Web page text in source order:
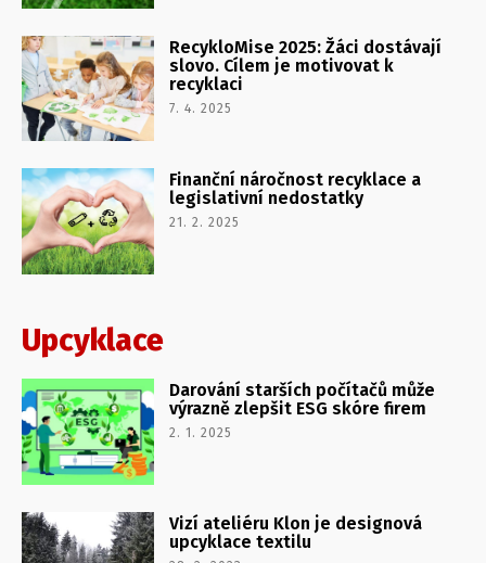
RecykloMise 2025: Žáci dostávají
slovo. Cílem je motivovat k
recyklaci
7. 4. 2025
Finanční náročnost recyklace a
legislativní nedostatky
21. 2. 2025
Upcyklace
Darování starších počítačů může
výrazně zlepšit ESG skóre firem
2. 1. 2025
Vizí ateliéru Klon je designová
upcyklace textilu